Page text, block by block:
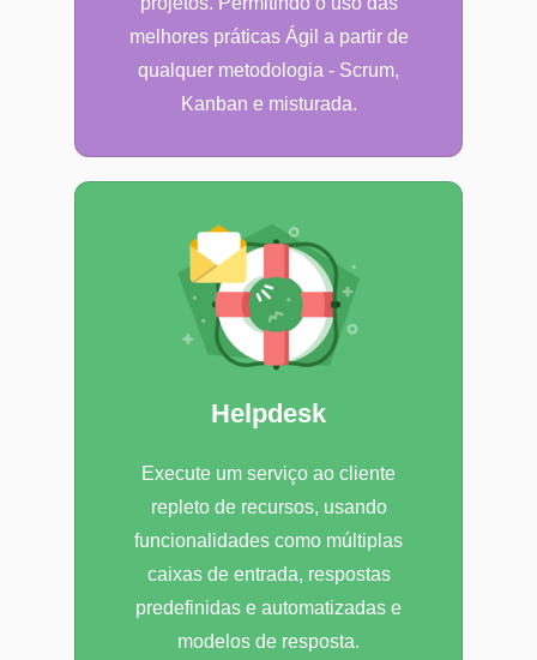
melhores práticas Ágil a partir de
qualquer metodologia - Scrum,
Kanban e misturada.
Helpdesk
Execute um serviço ao cliente
repleto de recursos, usando
funcionalidades como múltiplas
caixas de entrada, respostas
predefinidas e automatizadas e
modelos de resposta.